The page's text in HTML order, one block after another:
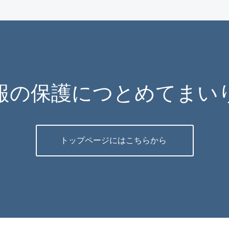
の保護につとめてまい
トップページにはこちらから